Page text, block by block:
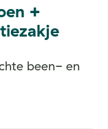
+
been- en